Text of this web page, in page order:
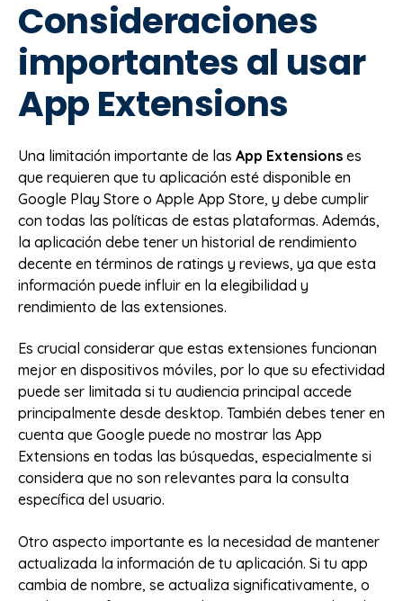
Consideraciones
importantes al usar
App Extensions
Una limitación importante de las App Extensions es
que requieren que tu aplicación esté disponible en
Google Play Store o Apple App Store, y debe cumplir
con todas las políticas de estas plataformas. Además,
la aplicación debe tener un historial de rendimiento
decente en términos de ratings y reviews, ya que esta
información puede influir en la elegibilidad y
rendimiento de las extensiones.
Es crucial considerar que estas extensiones funcionan
mejor en dispositivos móviles, por lo que su efectividad
puede ser limitada si tu audiencia principal accede
principalmente desde desktop. También debes tener en
cuenta que Google puede no mostrar las App
Extensions en todas las búsquedas, especialmente si
considera que no son relevantes para la consulta
específica del usuario.
Otro aspecto importante es la necesidad de mantener
actualizada la información de tu aplicación. Si tu app
cambia de nombre, se actualiza significativamente, o